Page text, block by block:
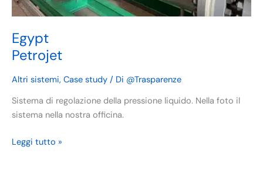
Egypt
Petrojet
Altri sistemi, Case study / Di @Trasparenze
Sistema di regolazione della pressione liquido. Nella foto il
sistema nella nostra officina.
Leggi tutto »